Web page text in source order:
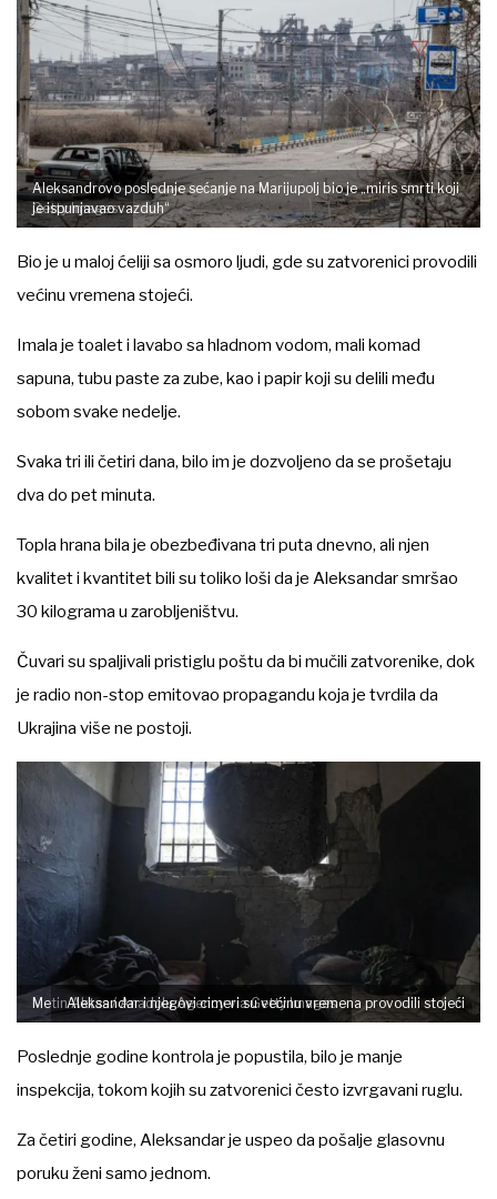
Getty Images
Aleksandrovo poslednje sećanje na Marijupolj bio je „miris smrti koji
je ispunjavao vazduh“
Bio je u maloj ćeliji sa osmoro ljudi, gde su zatvorenici provodili
većinu vremena stojeći.
Imala je toalet i lavabo sa hladnom vodom, mali komad
sapuna, tubu paste za zube, kao i papir koji su delili među
sobom svake nedelje.
Svaka tri ili četiri dana, bilo im je dozvoljeno da se prošetaju
dva do pet minuta.
Topla hrana bila je obezbeđivana tri puta dnevno, ali njen
kvalitet i kvantitet bili su toliko loši da je Aleksandar smršao
30 kilograma u zarobljeništvu.
Čuvari su spaljivali pristiglu poštu da bi mučili zatvorenike, dok
je radio non-stop emitovao propagandu koja je tvrdila da
Ukrajina više ne postoji.
Metin Aktas / Anadolu Agency via Getty Images
Aleksandar i njegovi cimeri su većinu vremena provodili stojeći
Poslednje godine kontrola je popustila, bilo je manje
inspekcija, tokom kojih su zatvorenici često izvrgavani ruglu.
Za četiri godine, Aleksandar je uspeo da pošalje glasovnu
poruku ženi samo jednom.